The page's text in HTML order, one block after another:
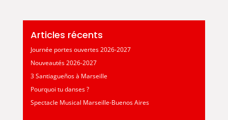
Articles récents
Journée portes ouvertes 2026-2027
Nouveautés 2026-2027
3 Santiagueños à Marseille
Pourquoi tu danses ?
Spectacle Musical Marseille-Buenos Aires